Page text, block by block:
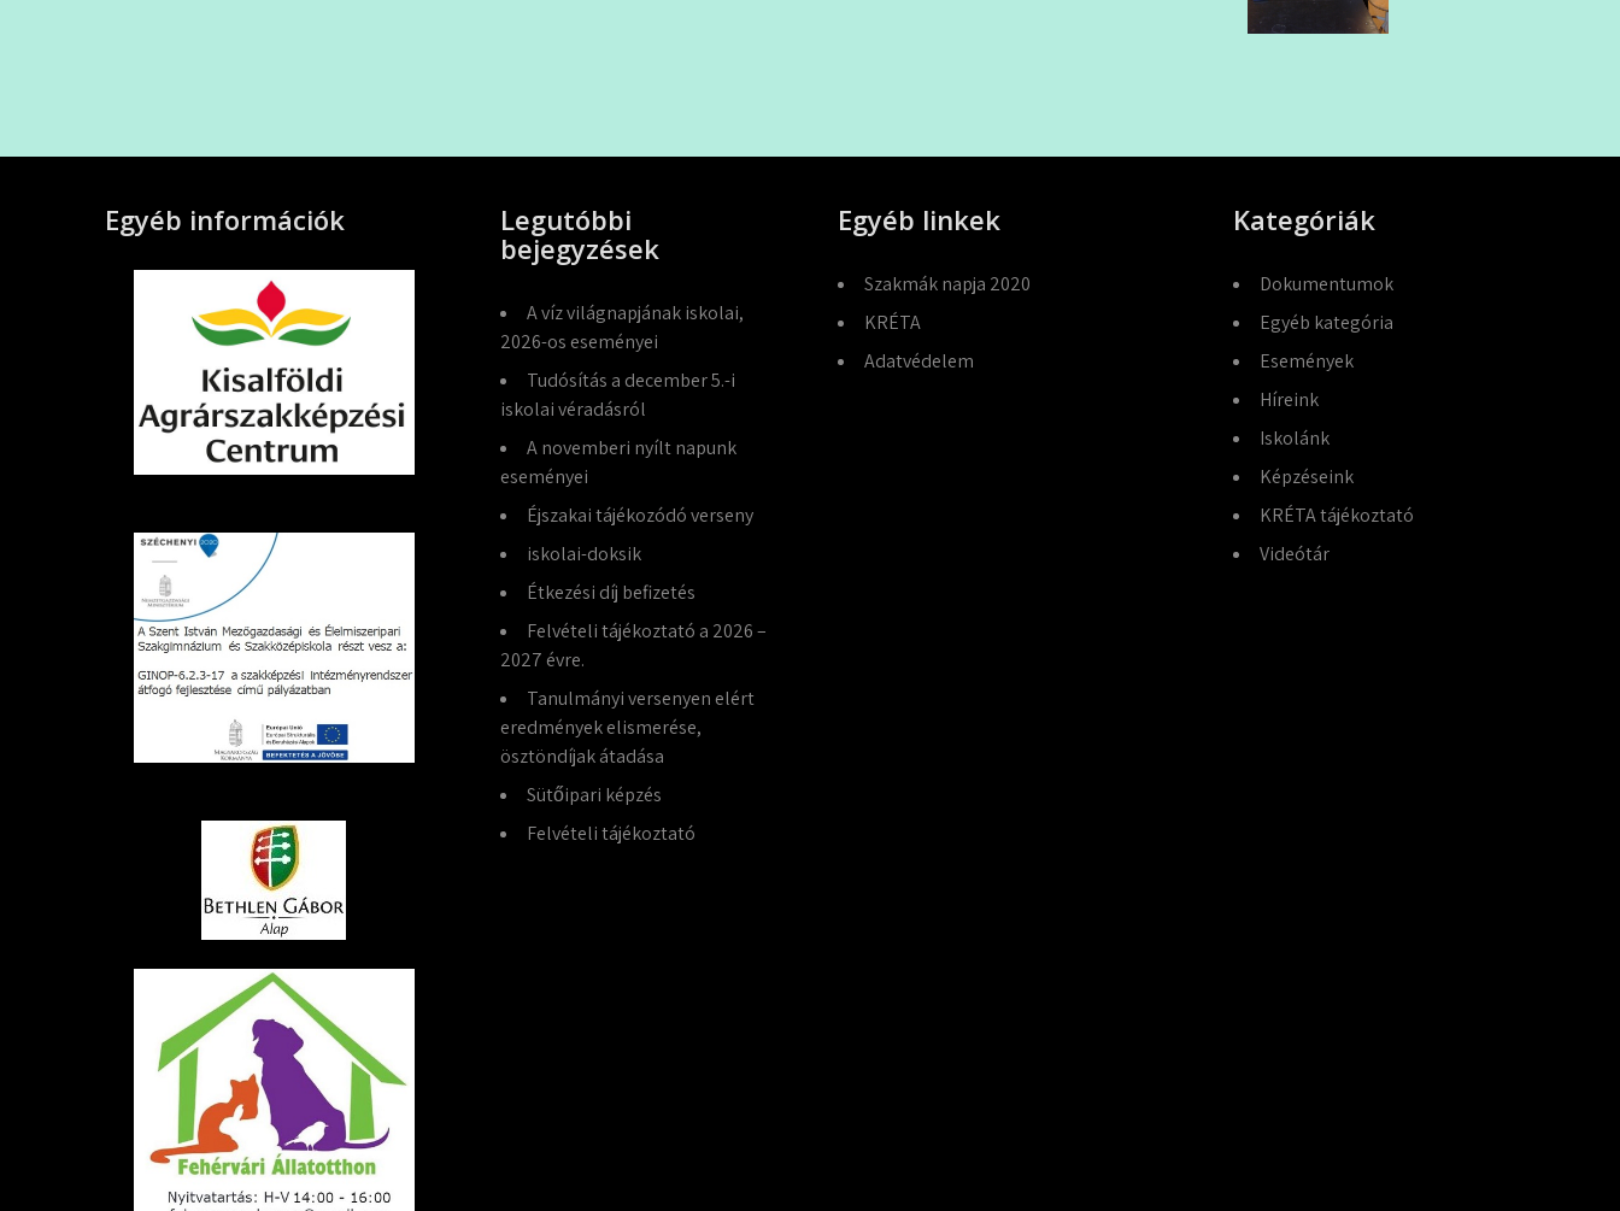
Egyéb információk
Legutóbbi
bejegyzések
A víz világnapjának iskolai,
2026-os eseményei
Tudósítás a december 5.-i
iskolai véradásról
A novemberi nyílt napunk
eseményei
Éjszakai tájékozódó verseny
iskolai-doksik
Étkezési díj befizetés
Felvételi tájékoztató a 2026 –
2027 évre.
Tanulmányi versenyen elért
eredmények elismerése,
ösztöndíjak átadása
Sütőipari képzés
Felvételi tájékoztató
Egyéb linkek
Szakmák napja 2020
KRÉTA
Adatvédelem
Kategóriák
Dokumentumok
Egyéb kategória
Események
Híreink
Iskolánk
Képzéseink
KRÉTA tájékoztató
Videótár